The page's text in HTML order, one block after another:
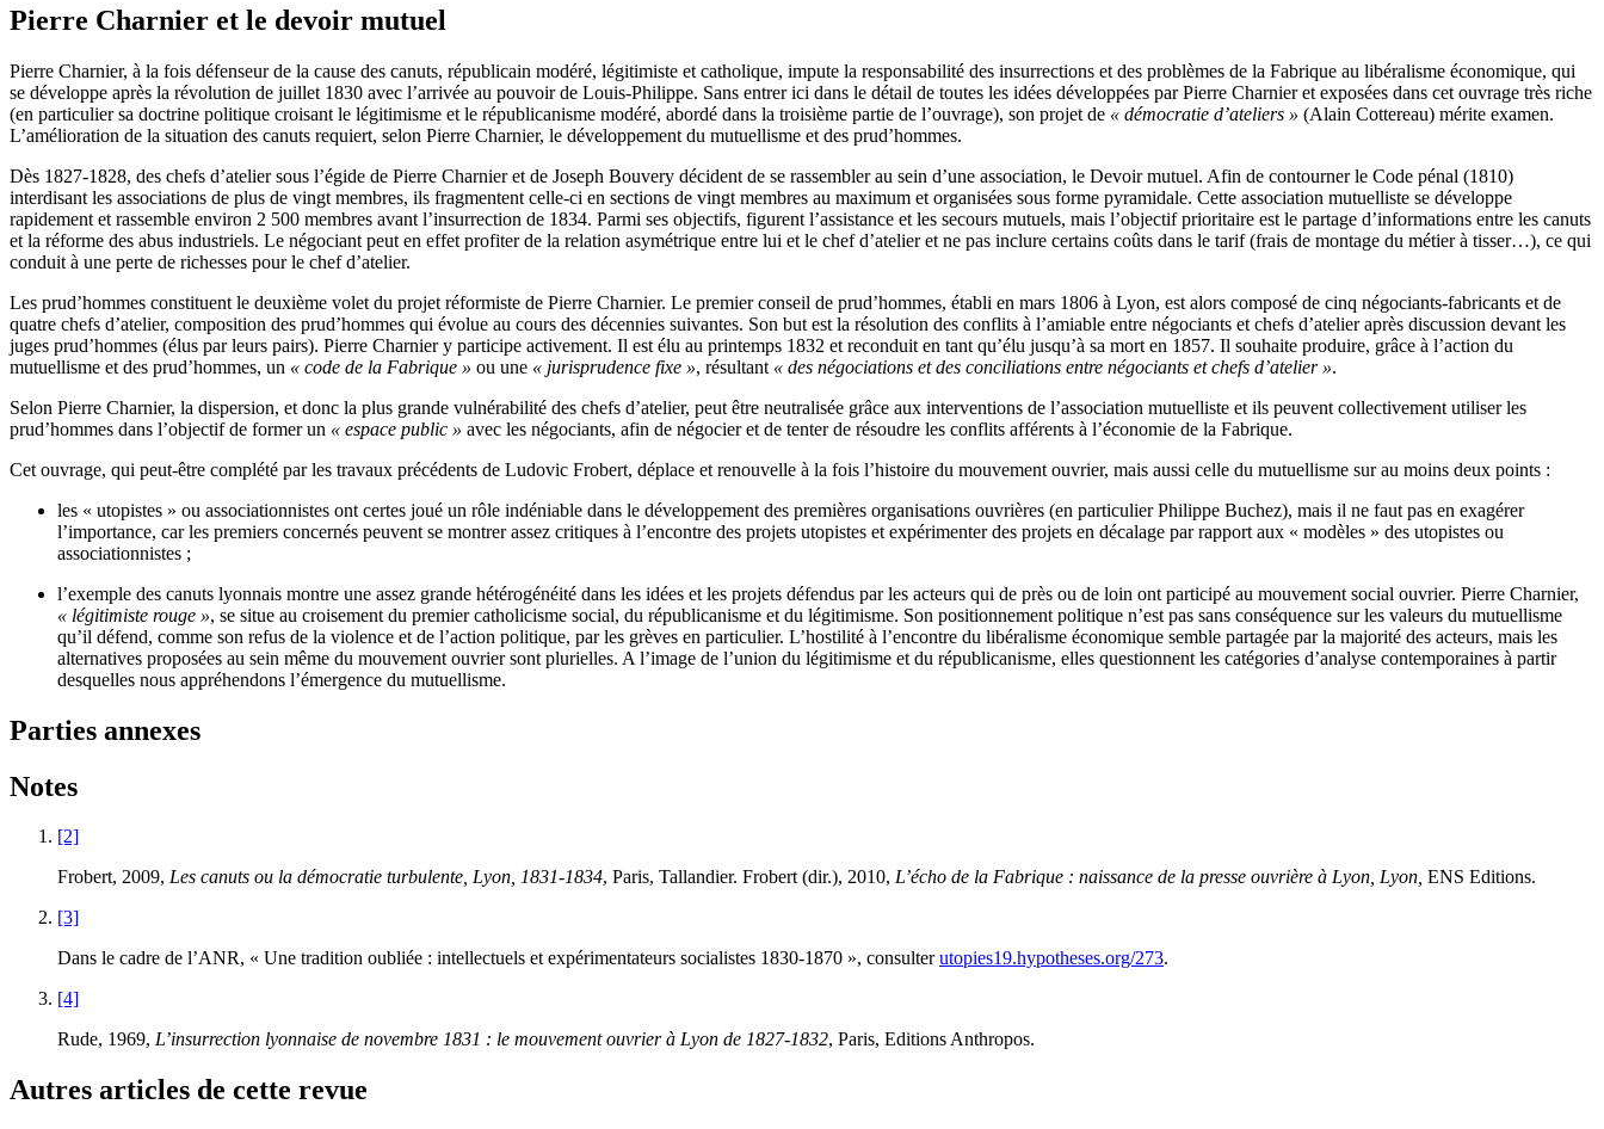
Pierre Charnier et le devoir mutuel
Pierre Charnier, à la fois défenseur de la cause des canuts, républicain modéré, légitimiste et catholique, impute la responsabilité des insurrections et des problèmes de la Fabrique au libéralisme économique, qui
se développe après la révolution de juillet 1830 avec l’arrivée au pouvoir de Louis-Philippe. Sans entrer ici dans le détail de toutes les idées développées par Pierre Charnier et exposées dans cet ouvrage très riche
(en particulier sa doctrine politique croisant le légitimisme et le républicanisme modéré, abordé dans la troisième partie de l’ouvrage), son projet de « démocratie d’ateliers » (Alain Cottereau) mérite examen.
L’amélioration de la situation des canuts requiert, selon Pierre Charnier, le développement du mutuellisme et des prud’hommes.
Dès 1827-1828, des chefs d’atelier sous l’égide de Pierre Charnier et de Joseph Bouvery décident de se rassembler au sein d’une association, le Devoir mutuel. Afin de contourner le Code pénal (1810)
interdisant les associations de plus de vingt membres, ils fragmentent celle-ci en sections de vingt membres au maximum et organisées sous forme pyramidale. Cette association mutuelliste se développe
rapidement et rassemble environ 2 500 membres avant l’insurrection de 1834. Parmi ses objectifs, figurent l’assistance et les secours mutuels, mais l’objectif prioritaire est le partage d’informations entre les canuts
et la réforme des abus industriels. Le négociant peut en effet profiter de la relation asymétrique entre lui et le chef d’atelier et ne pas inclure certains coûts dans le tarif (frais de montage du métier à tisser…), ce qui
conduit à une perte de richesses pour le chef d’atelier.
Les prud’hommes constituent le deuxième volet du projet réformiste de Pierre Charnier. Le premier conseil de prud’hommes, établi en mars 1806 à Lyon, est alors composé de cinq négociants-fabricants et de
quatre chefs d’atelier, composition des prud’hommes qui évolue au cours des décennies suivantes. Son but est la résolution des conflits à l’amiable entre négociants et chefs d’atelier après discussion devant les
juges prud’hommes (élus par leurs pairs). Pierre Charnier y participe activement. Il est élu au printemps 1832 et reconduit en tant qu’élu jusqu’à sa mort en 1857. Il souhaite produire, grâce à l’action du
mutuellisme et des prud’hommes, un « code de la Fabrique » ou une « jurisprudence fixe », résultant « des négociations et des conciliations entre négociants et chefs d’atelier ».
Selon Pierre Charnier, la dispersion, et donc la plus grande vulnérabilité des chefs d’atelier, peut être neutralisée grâce aux interventions de l’association mutuelliste et ils peuvent collectivement utiliser les
prud’hommes dans l’objectif de former un « espace public » avec les négociants, afin de négocier et de tenter de résoudre les conflits afférents à l’économie de la Fabrique.
Cet ouvrage, qui peut-être complété par les travaux précédents de Ludovic Frobert, déplace et renouvelle à la fois l’histoire du mouvement ouvrier, mais aussi celle du mutuellisme sur au moins deux points :
les « utopistes » ou associationnistes ont certes joué un rôle indéniable dans le développement des premières organisations ouvrières (en particulier Philippe Buchez), mais il ne faut pas en exagérer
l’importance, car les premiers concernés peuvent se montrer assez critiques à l’encontre des projets utopistes et expérimenter des projets en décalage par rapport aux « modèles » des utopistes ou
associationnistes ;
l’exemple des canuts lyonnais montre une assez grande hétérogénéité dans les idées et les projets défendus par les acteurs qui de près ou de loin ont participé au mouvement social ouvrier. Pierre Charnier,
« légitimiste rouge », se situe au croisement du premier catholicisme social, du républicanisme et du légitimisme. Son positionnement politique n’est pas sans conséquence sur les valeurs du mutuellisme
qu’il défend, comme son refus de la violence et de l’action politique, par les grèves en particulier. L’hostilité à l’encontre du libéralisme économique semble partagée par la majorité des acteurs, mais les
alternatives proposées au sein même du mouvement ouvrier sont plurielles. A l’image de l’union du légitimisme et du républicanisme, elles questionnent les catégories d’analyse contemporaines à partir
desquelles nous appréhendons l’émergence du mutuellisme.
Parties annexes
Notes
[2]
Frobert, 2009, Les canuts ou la démocratie turbulente, Lyon, 1831-1834, Paris, Tallandier. Frobert (dir.), 2010, L’écho de la Fabrique : naissance de la presse ouvrière à Lyon, Lyon, ENS Editions.
[3]
Dans le cadre de l’ANR, « Une tradition oubliée : intellectuels et expérimentateurs socialistes 1830-1870 », consulterutopies19.hypotheses.org/273.
[4]
Rude, 1969, L’insurrection lyonnaise de novembre 1831 : le mouvement ouvrier à Lyon de 1827-1832, Paris, Editions Anthropos.
Autres articles de cette revue